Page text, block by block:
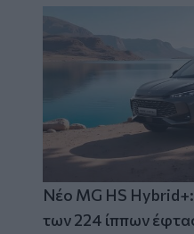
Νέο MG HS Hybrid+:
των 224 ίππων